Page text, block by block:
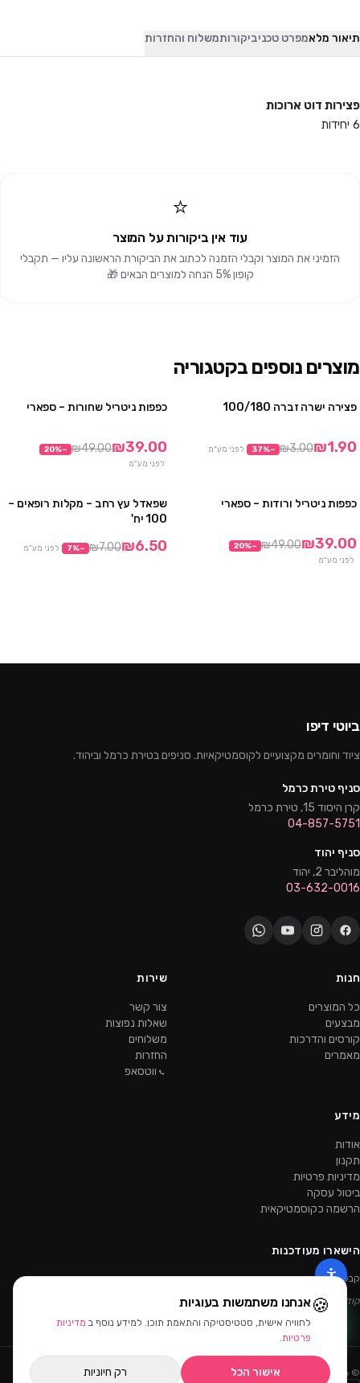
תיאור מלאמפרט טכניביקורותמשלוח והחזרות
פצירות דוט ארוכות
6 יחידות
⭐
עוד אין ביקורות על המוצר
הזמיני את המוצר וקבלי הזמנה לכתוב את הביקורת הראשונה עליו — תקבלי
קופון 5% הנחה למוצרים הבאים 🎁
מוצרים נוספים בקטגוריה
פצירה ישרה זברה 100/180
₪1.90
₪3.00
−
37% לפני מע"מ
כפפות ניטריל שחורות – ספארי
₪39.00
₪49.00
−
20%
לפני מע"מ
כפפות ניטריל ורודות – ספארי
₪39.00
₪49.00
−
20%
לפני מע"מ
שפאדל עץ רחב – מקלות רופאים –
100 יח'
₪6.50
₪7.00
−
7% לפני מע"מ
ביוטי דיפו
ציוד וחומרים מקצועיים לקוסמטיקאיות. סניפים בטירת כרמל וביהוד.
סניף טירת כרמל
קרן היסוד 15, טירת כרמל
04-857-5751
סניף יהוד
מוהליבר 2, יהוד
03-632-0016
חנות
כל המוצרים
מבצעים
קורסים והדרכות
מאמרים
שירות
צור קשר
שאלות נפוצות
משלוחים
החזרות
ווטסאפ
מידע
אודות
תקנון
מדיניות פרטיות
ביטול עסקה
הרשמה כקוסמטיקאית
הישארו מעודכנות
קבלו מבצעים ומוצרים חדשים קודם.
קוד ההטמעה של הניוזלטר יתווסף מהאדמין.
©
2026 ביוטי דיפו · כל הזכויות שמורות
🍪אנחנו משתמשות בעוגיות
לחוויה אישית, סטטיסטיקה והתאמת תוכן. למידע נוסף ב מדיניות
פרטיות.
אישור הכל רק חיוניות